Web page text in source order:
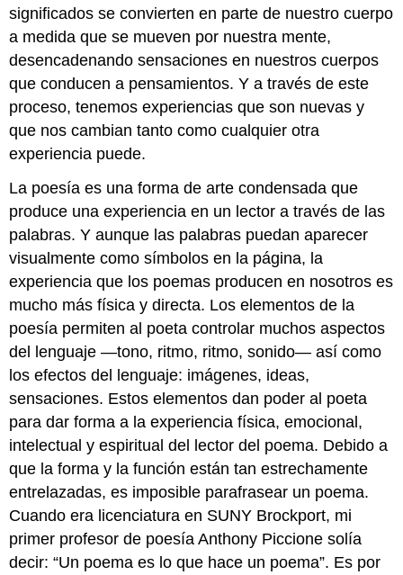
significados se convierten en parte de nuestro cuerpo
a medida que se mueven por nuestra mente,
desencadenando sensaciones en nuestros cuerpos
que conducen a pensamientos. Y a través de este
proceso, tenemos experiencias que son nuevas y
que nos cambian tanto como cualquier otra
experiencia puede.
La poesía es una forma de arte condensada que
produce una experiencia en un lector a través de las
palabras. Y aunque las palabras puedan aparecer
visualmente como símbolos en la página, la
experiencia que los poemas producen en nosotros es
mucho más física y directa. Los elementos de la
poesía permiten al poeta controlar muchos aspectos
del lenguaje —tono, ritmo, ritmo, sonido— así como
los efectos del lenguaje: imágenes, ideas,
sensaciones. Estos elementos dan poder al poeta
para dar forma a la experiencia física, emocional,
intelectual y espiritual del lector del poema. Debido a
que la forma y la función están tan estrechamente
entrelazadas, es imposible parafrasear un poema.
Cuando era licenciatura en SUNY Brockport, mi
primer profesor de poesía Anthony Piccione solía
decir: “Un poema es lo que hace un poema”. Es por